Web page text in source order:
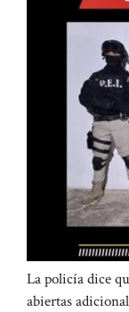
La policía dice
abiertas